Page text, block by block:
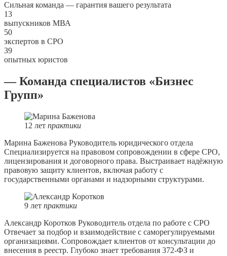
Сильная команда — гарантия вашего результата
13
выпускников МВА
50
экспертов в СРО
39
опытных юристов
— Команда специалистов «Бизнес
Групп»
12 лет практики
Марина Баженова Руководитель юридического отдела
Специализируется на правовом сопровождении в сфере СРО,
лицензирования и договорного права. Выстраивает надёжную
правовую защиту клиентов, включая работу с
государственными органами и надзорными структурами.
9 лет практики
Александр Коротков Руководитель отдела по работе с СРО
Отвечает за подбор и взаимодействие с саморегулируемыми
организациями. Сопровождает клиентов от консультации до
внесения в реестр. Глубоко знает требования 372-ФЗ и